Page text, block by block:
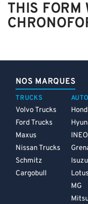
THIS FORM
NOS MARQUES
TRUCKS
Volvo Trucks
Ford Trucks
Maxus
Nissan Trucks
Schmitz
Cargobull
AUTO
Isuzu
MG